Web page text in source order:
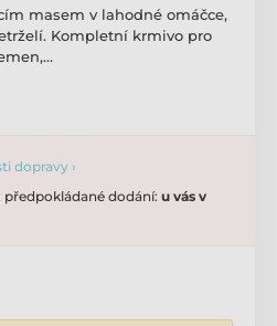
masem v lahodné omáčce,
Kompletní krmivo pro
dopravy ›
předpokládané dodání: u vás v